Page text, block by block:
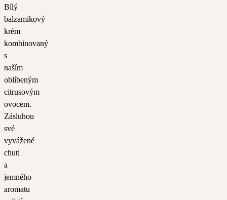
Bílý
balzamikový
krém
kombinovaný
s
naším
oblíbeným
citrusovým
ovocem.
Zásluhou
své
vyvážené
chuti
a
jemného
aromatu